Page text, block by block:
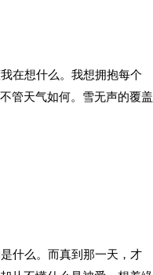
在想什么。我想拥抱每个
管天气如何。雪无声的覆盖
什么。而真到那一天，才